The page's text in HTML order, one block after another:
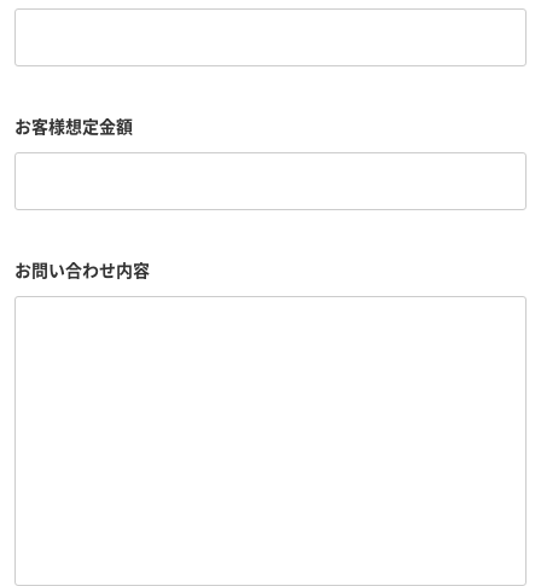
お客様想定金額
お問い合わせ内容